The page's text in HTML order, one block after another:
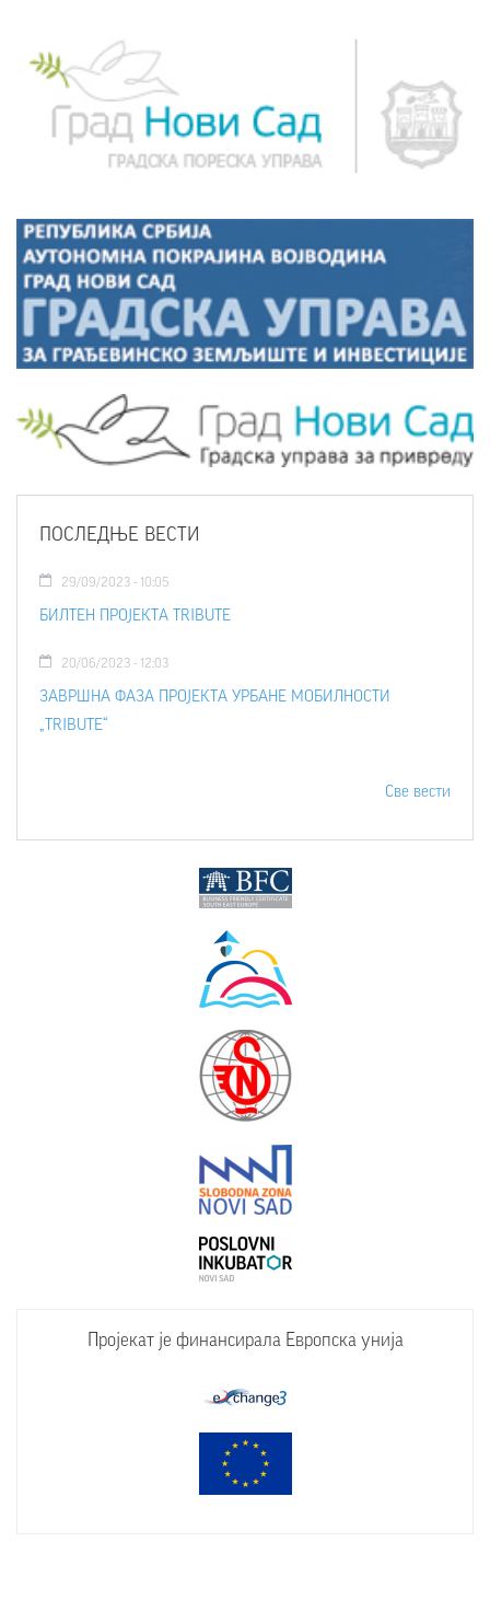
ПОСЛЕДЊЕ ВЕСТИ
29/09/2023 - 10:05
БИЛТЕН ПРОЈЕКТА TRIBUTE
20/06/2023 - 12:03
ЗАВРШНА ФАЗА ПРОЈЕКТА УРБАНЕ МОБИЛНОСТИ
„TRIBUTE“
Све вести
Пројекат је финансирала Европска унија